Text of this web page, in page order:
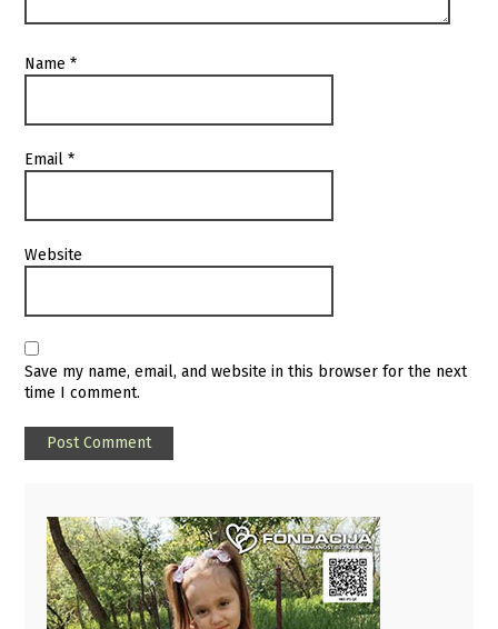
Name*
Email*
Website
Save my name, email, and website in this browser for the next
time I comment.